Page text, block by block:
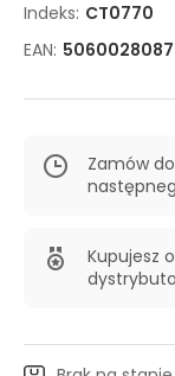
Indeks: CT0770
EAN:
Zamów
Kupujesz